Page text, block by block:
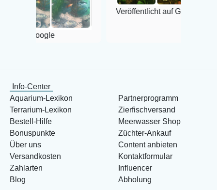
Veröffentlicht auf Google
Info-Center
Aquarium-Lexikon
Terrarium-Lexikon
Bestell-Hilfe
Bonuspunkte
Über uns
Versandkosten
Zahlarten
Blog
Partnerprogramm
Zierfischversand
Meerwasser Shop
Züchter-Ankauf
Content anbieten
Kontaktformular
Influencer
Abholung